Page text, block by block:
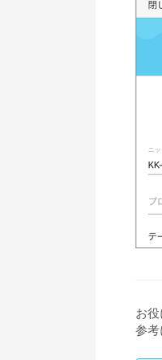
お
参